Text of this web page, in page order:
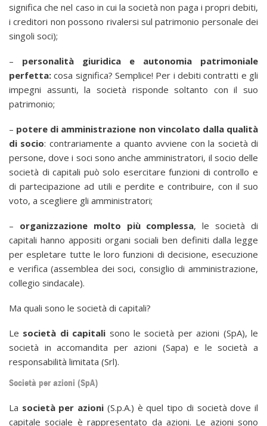
significa che nel caso in cui la società non paga i propri debiti,
i creditori non possono rivalersi sul patrimonio personale dei
singoli soci);
– personalità giuridica e autonomia patrimoniale
perfetta: cosa significa? Semplice! Per i debiti contratti e gli
impegni assunti, la società risponde soltanto con il suo
patrimonio;
– potere di amministrazione non vincolato dalla qualità
di socio: contrariamente a quanto avviene con la società di
persone, dove i soci sono anche amministratori, il socio delle
società di capitali può solo esercitare funzioni di controllo e
di partecipazione ad utili e perdite e contribuire, con il suo
voto, a scegliere gli amministratori;
– organizzazione molto più complessa, le società di
capitali hanno appositi organi sociali ben definiti dalla legge
per espletare tutte le loro funzioni di decisione, esecuzione
e verifica (assemblea dei soci, consiglio di amministrazione,
collegio sindacale).
Ma quali sono le società di capitali?
Le società di capitali sono le società per azioni (SpA), le
società in accomandita per azioni (Sapa) e le società a
responsabilità limitata (Srl).
Società per azioni (SpA)
La società per azioni (S.p.A.) è quel tipo di società dove il
capitale sociale è rappresentato da azioni. Le azioni sono